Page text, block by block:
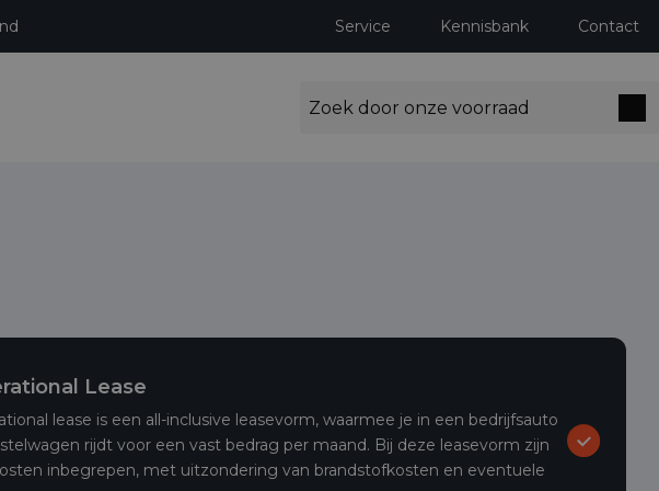
Service Kennisbank Contact
Lease
lease is een all-inclusive leasevorm, waarmee je in een bedrijfsauto
rijdt voor een vast bedrag per maand. Bij deze leasevorm zijn
inbegrepen, met uitzondering van brandstofkosten en eventuele